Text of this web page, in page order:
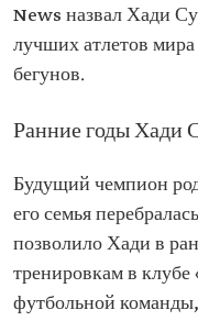
почести
News назвал Хади
лучших атлетов
бегунов.
Ранние годы Хади
Будущий чемпион
его семья
позволило Хади в
тренировкам в клубе
футбольной